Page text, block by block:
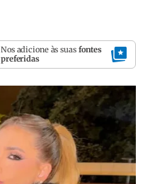
Nos adicione às suas fontes
preferidas